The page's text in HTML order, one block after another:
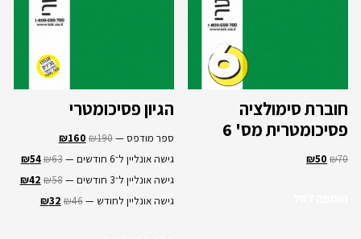
חוברת סימולציה
פסיכומטרית מס' 6
₪70
₪50
הגיון פסיכומטרי
ספר מודפס — ₪190
₪160
גישה אונליין ל־6 חודשים —
₪63
₪54
גישה אונליין ל־3 חודשים —
₪58
₪42
גישה אונליין לחודש —
₪46
₪32